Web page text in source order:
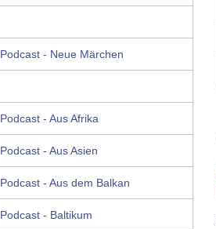
Podcast - Neue Märchen
Podcast - Aus Afrika
Podcast - Aus Asien
Podcast - Aus dem Balkan
Podcast - Baltikum